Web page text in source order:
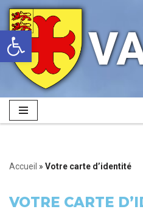
Ouvrir la barre d’outils
Aller
au
contenu
Accueil » Votre carte d’identité
VOTRE CARTE